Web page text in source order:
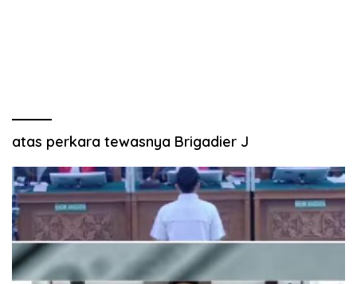
atas perkara tewasnya Brigadier J